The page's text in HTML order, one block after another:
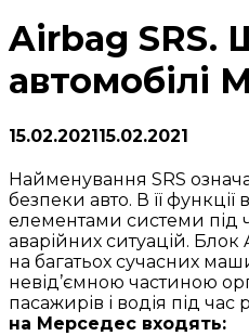
Airbag SRS.
автомобілі
15.02.202115.02.2021
Найменування SRS
безпеки авто. В її
елементами системи під
аварійних ситуацій.
на багатьох сучасних
невід’ємною частиною
пасажирів і водія під час
на Мерседес входять: